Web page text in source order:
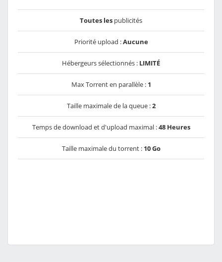
Toutes les publicités
Priorité upload :Aucune
Hébergeurs sélectionnés : LIMITÉ
Max Torrent en parallèle : 1
Taille maximale de la queue :2
Temps de download et d'upload maximal :48 Heures
Taille maximale du torrent : 10 Go